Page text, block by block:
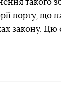
такого
порту, що
закону. Цю